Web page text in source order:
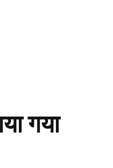
गया